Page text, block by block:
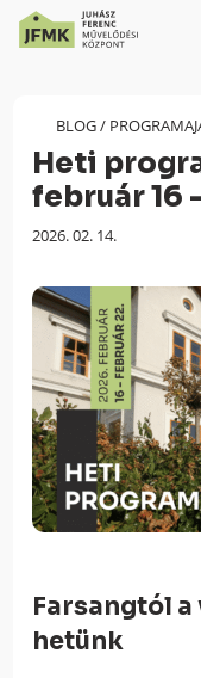
Content
navigációhoz
BLOG/
Heti
február 16
Megjelenés
2026. 02. 14.
Farsangtól
hetünk